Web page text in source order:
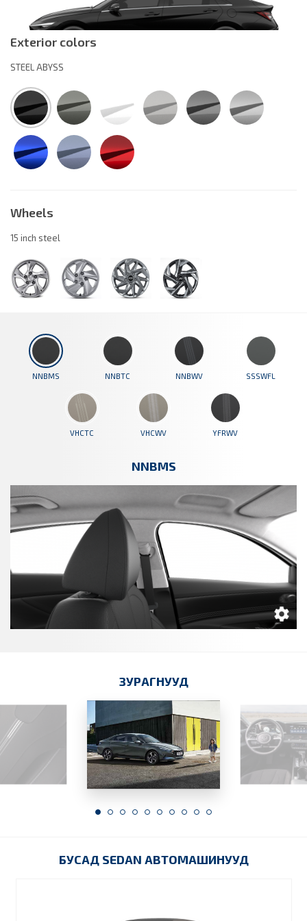
Exterior colors
STEEL ABYSS
Wheels
15 inch steel
NNBMS NNBTC NNBWV SSSWFL
VHCTC VHCWV YFRWV
NNBMS
ЗУРАГНУУД
БУСАД SEDAN АВТОМАШИНУУД